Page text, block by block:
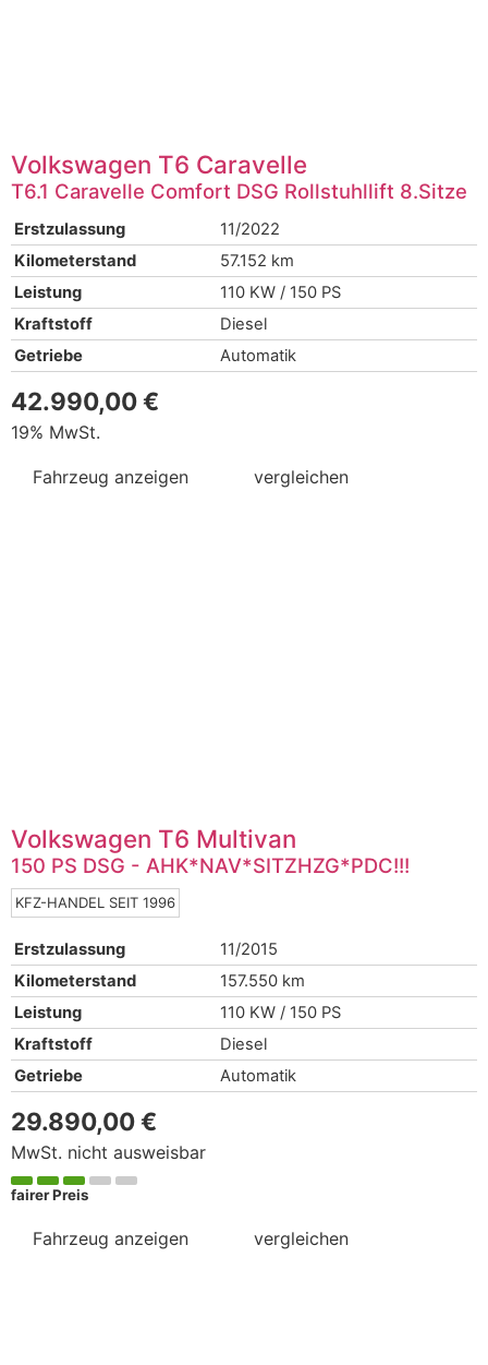
Volkswagen T6 Caravelle
T6.1 Caravelle Comfort DSG Rollstuhllift 8.Sitze
Erstzulassung
11/2022
Kilometerstand
57.152 km
Leistung
110 KW / 150 PS
Kraftstoff
Diesel
Getriebe
Automatik
42.990,00 €
19% MwSt.
Fahrzeug anzeigen vergleichen
Volkswagen T6 Multivan
150 PS DSG - AHK*NAV*SITZHZG*PDC!!!
KFZ-HANDEL SEIT 1996
Erstzulassung
11/2015
Kilometerstand
157.550 km
Leistung
110 KW / 150 PS
Kraftstoff
Diesel
Getriebe
Automatik
29.890,00 €
MwSt. nicht ausweisbar
fairer Preis
Fahrzeug anzeigen vergleichen